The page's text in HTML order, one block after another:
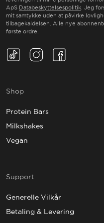
Shop
Protein Bars
Milkshakes
Vegan
Support
Generelle Vilkår
Betaling & Levering
ApS Databeskyttelsespolitik . Jeg
mit samtykke uden at påvirke
tilbagekaldelsen. Alle nye
første ordre.
TikTok(Opens in a new tab)
Instagram(Opens in a